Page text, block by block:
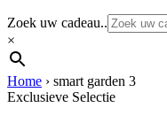
Zoek uw cadeau..
×
Home › smart garden 3
Exclusieve Selectie